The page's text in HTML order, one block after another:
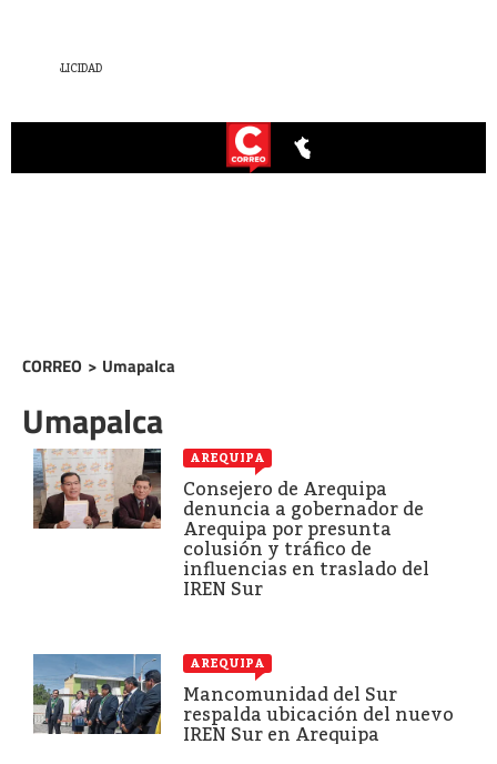
CORREO > Umapalca
Umapalca
AREQUIPA
Consejero de Arequipa
denuncia a gobernador de
Arequipa por presunta
colusión y tráfico de
influencias en traslado del
IREN Sur
AREQUIPA
Mancomunidad del Sur
respalda ubicación del nuevo
IREN Sur en Arequipa